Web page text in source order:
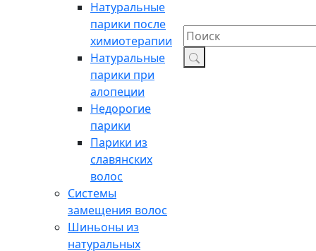
Натуральные
парики после
химиотерапии
Натуральные
парики при
алопеции
Недорогие
парики
Парики из
славянских
волос
Системы
замещения волос
Шиньоны из
натуральных